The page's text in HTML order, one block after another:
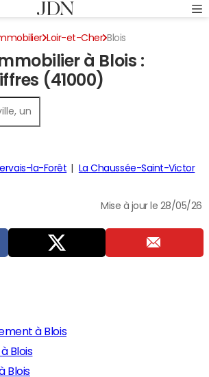
Loir-et-Cher Blois
à Blois :
(41000)
la-Forêt
La Chaussée-Saint-Victor
Mise à jour le 28/05/26
à Blois
Blois
Blois